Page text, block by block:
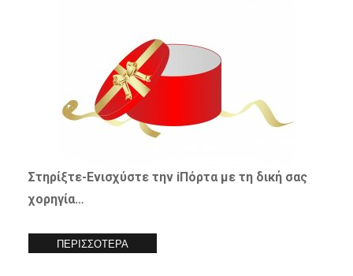
Στηρίξτε-Ενισχύστετην iΠόρτα με τη δική σας
χορηγία…
ΠΕΡΙΣΣΟΤΕΡΑ